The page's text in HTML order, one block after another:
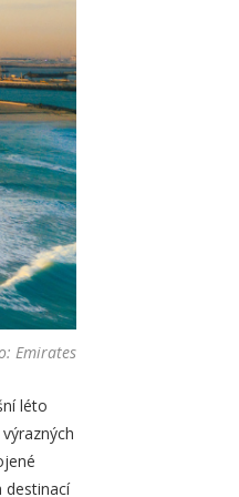
Emirates
léto
destinací